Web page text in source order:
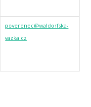
poverenec@waldorfska-
vazka.cz